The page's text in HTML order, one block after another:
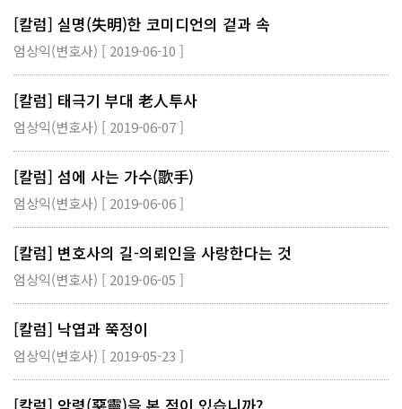
[칼럼] 실명(失明)한 코미디언의 겉과 속
엄상익(변호사) [ 2019-06-10 ]
[칼럼] 태극기 부대 老人투사
엄상익(변호사) [ 2019-06-07 ]
[칼럼] 섬에 사는 가수(歌手)
엄상익(변호사) [ 2019-06-06 ]
[칼럼] 변호사의 길-의뢰인을 사랑한다는 것
엄상익(변호사) [ 2019-06-05 ]
[칼럼] 낙엽과 쭉정이
엄상익(변호사) [ 2019-05-23 ]